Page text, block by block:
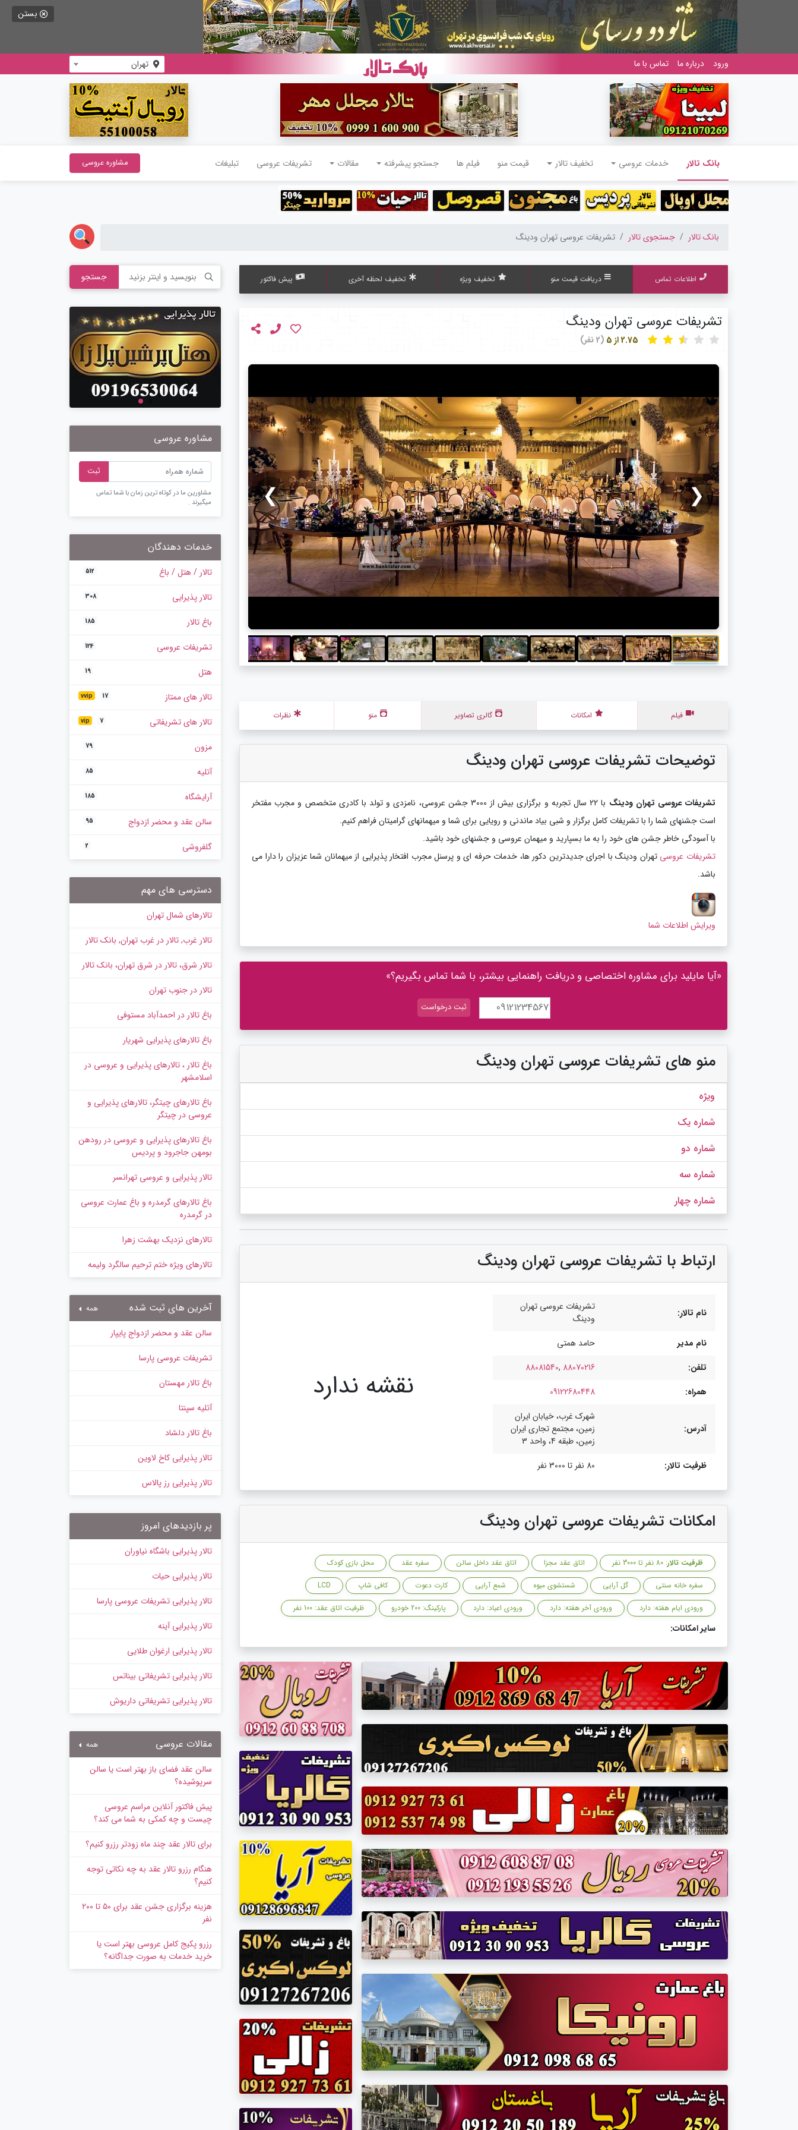
بستن
ورود درباره ما تماس با ما تهران
بانک تالار خدمات عروسی تخفیف تالار قیمت منو فیلم ها جستجو پیشرفته مقالات تشریفات عروسی تبلیغات مشاوره عروسی
بانک تالار جستجوی تالار تشریفات عروسی تهران ودینگ
اطلاعات تماس دریافت قیمت منو تخفیف ویژه تخفیف لحظه آخری پیش فاکتور
تشریفات عروسی تهران ودینگ
(2 نفر)
❮
❯
فیلم امکانات گالری تصاویر منو نظرات
توضیحات تشریفات عروسی تهران ودینگ
تشریفات عروسی تهران ودینگ
با 22 سال تجربه و برگزاری بیش از 3000 جشن عروسی، نامزدی و تولد با کادری متخصص و مجرب مفتخر
است جشنهای شما را با تشریفات کامل برگزار و شبی بیاد ماندنی و رویایی برای شما و میهمانهای گرامیتان فراهم کنیم.
با آسودگی خاطر جشن های خود را به ما بسپارید و میهمان عروسی و جشنهای خود باشید.
تشریفات عروسی تهران ودینگ با اجرای جدیدترین دکور ها، خدمات حرفه ای و پرسنل مجرب افتخار پذیرایی از میهمانان شما عزیزان را دارا می
باشد.
ویرایش اطلاعات شما
«آیا مایلید برای مشاوره اختصاصی و دریافت راهنمایی بیشتر، با شما تماس بگیریم؟»
منو های تشریفات عروسی تهران ودینگ
ویژه
شماره یک
شماره دو
شماره سه
شماره چهار
ارتباط با تشریفات عروسی تهران ودینگ
نام تالار:
تشریفات عروسی تهران
ودینگ
نام مدیر
حامد همتی
تلفن:
88070216
,
88081540
همراه:
09122680448
آدرس:
شهرک غرب، خیابان ایران
زمین، مجتمع تجاری ایران
زمین، طبقه 4، واحد 3
ظرفیت تالار:
80 نفر تا 3000 نفر
نقشه ندارد
امکانات تشریفات عروسی تهران ودینگ
ظرفیت تالار: 80 نفر تا 3000 نفر اتاق عقد مجزا اتاق عقد داخل سالن سفره عقد
محل بازی کودک
سفره خانه سنتی
گل آرایی شستشوی میوه شمع آرایی کارت دعوت کافی شاپ
LCD
ورودی ایام هفته: دارد
ورودی آخر هفته: دارد ورودی اعیاد: دارد پارکینگ: 200 خودرو ظرفیت اتاق عقد: 100 نفر
سایر امکانات:
جستجو
مشاوره عروسی
ثبت
مشاورین ما در کوتاه ترین زمان با شما تماس
میگیرند .
خدمات دهندگان
تالار / هتل / باغ 512
تالار پذیرایی 308
باغ تالار 185
تشریفات عروسی 124
هتل 19
تالار های ممتاز vvip 17
تالار های تشریفاتی vip 7
مزون 79
آتلیه 85
آرایشگاه 185
سالن عقد و محضر ازدواج 95
گلفروشی 2
دسترسی های مهم
تالارهای شمال تهران
تالار غرب, تالار در غرب تهران, بانک تالار
تالار شرق، تالار در شرق تهران، بانک تالار
تالار در جنوب تهران
باغ تالار در احمدآباد مستوفی
باغ تالارهای پذیرایی شهریار
باغ تالار ، تالارهای پذیرایی و عروسی در
اسلامشهر
باغ تالارهای چیتگر، تالارهای پذیرایی و
عروسی در چیتگر
باغ تالارهای پذیرایی و عروسی در رودهن
بومهن جاجرود و پردیس
تالار پذیرایی و عروسی تهرانسر
باغ تالارهای گرمدره و باغ عمارت عروسی
در گرمدره
تالارهای نزدیک بهشت زهرا
تالارهای ویژه ختم ترحیم سالگرد ولیمه
آخرین های ثبت شده همه
سالن عقد و محضر ازدواج پایپار
تشریفات عروسی پارسا
باغ تالار مهستان
آتلیه سپنتا
باغ تالار دلشاد
تالار پذیرایی کاخ لاوین
تالار پذیرایی رز پالاس
پر بازدیدهای امروز
تالار پذیرایی باشگاه نیاوران
تالار پذیرایی حیات
تالار پذیرایی تشریفات عروسی پارسا
تالار پذیرایی آینه
تالار پذیرایی ارغوان طلایی
تالار پذیرایی تشریفاتی بیناتس
تالار پذیرایی تشریفاتی داریوش
مقالات عروسی همه
سالن عقد فضای باز بهتر است یا سالن
سرپوشیده؟
پیش‌ فاکتور آنلاین مراسم عروسی
چیست و چه کمکی به شما می کند؟
برای تالار عقد چند ماه زودتر رزرو کنیم؟
هنگام رزرو تالار عقد به چه نکاتی توجه
کنیم؟
هزینه برگزاری جشن عقد برای ۵۰ تا ۲۰۰
نفر
رزرو پکیج کامل عروسی بهتر است یا
خرید خدمات به‌ صورت جداگانه؟